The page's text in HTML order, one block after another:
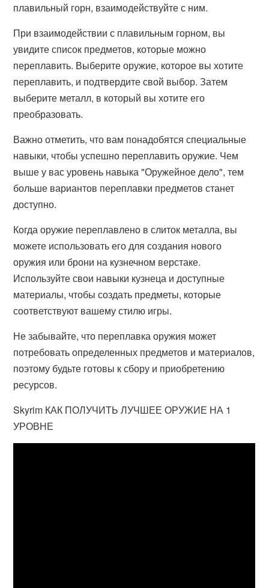
плавильный горн, взаимодействуйте с ним.
При взаимодействии с плавильным горном, вы
увидите список предметов, которые можно
переплавить. Выберите оружие, которое вы хотите
переплавить, и подтвердите свой выбор. Затем
выберите металл, в который вы хотите его
преобразовать.
Важно отметить, что вам понадобятся специальные
навыки, чтобы успешно переплавить оружие. Чем
выше у вас уровень навыка "Оружейное дело", тем
больше вариантов переплавки предметов станет
доступно.
Когда оружие переплавлено в слиток металла, вы
можете использовать его для создания нового
оружия или брони на кузнечном верстаке.
Используйте свои навыки кузнеца и доступные
материалы, чтобы создать предметы, которые
соответствуют вашему стилю игры.
Не забывайте, что переплавка оружия может
потребовать определенных предметов и материалов,
поэтому будьте готовы к сбору и приобретению
ресурсов.
Skyrim КАК ПОЛУЧИТЬ ЛУЧШЕЕ ОРУЖИЕ НА 1
УРОВНЕ